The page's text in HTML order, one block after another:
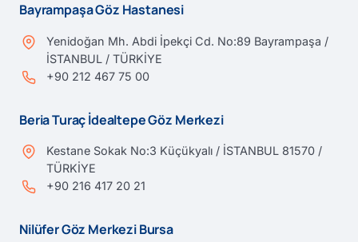
Bayrampaşa Göz Hastanesi
Yenidoğan Mh. Abdi İpekçi Cd. No:89 Bayrampaşa /
İSTANBUL / TÜRKİYE
+90 212 467 75 00
Beria Turaç İdealtepe Göz Merkezi
Kestane Sokak No:3 Küçükyalı / İSTANBUL 81570 /
TÜRKİYE
+90 216 417 20 21
Nilüfer Göz Merkezi Bursa